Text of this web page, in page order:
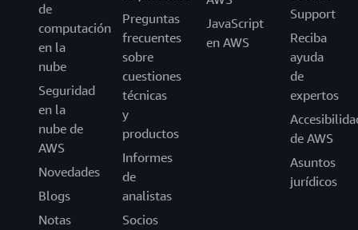
de
computación
en la
nube
Seguridad
en la
nube de
AWS
Novedades
Blogs
Notas
Preguntas
frecuentes
sobre
cuestiones
técnicas
y
productos
Informes
de
analistas
Socios
JavaScript
en AWS
Support
Reciba
ayuda
de
expertos
de AWS
Asuntos
jurídicos